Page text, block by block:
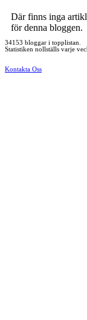
Där finns inga
för denna bloggen.
34153 bloggar i topplistan.
Statistiken nollställs varje
Kontakta Oss